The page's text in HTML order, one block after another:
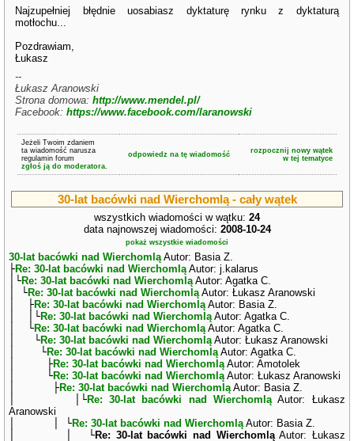
Najzupełniej błędnie uosabiasz dyktaturę rynku z dyktaturą
motłochu...
Pozdrawiam,
Łukasz
--
Łukasz Aranowski
Strona domowa:http://www.mendel.pl/
Facebook:https://www.facebook.com/laranowski
Jeżeli Twoim zdaniem
ta wiadomość narusza
regulamin forum
zgłoś ją do moderatora.
odpowiedz na tę wiadomość
rozpocznij nowy wątek
w tej tematyce
30-lat bacówki nad Wierchomlą - cały wątek
wszystkich wiadomości w wątku: 24
data najnowszej wiadomości: 2008-10-24
pokaż wszystkie wiadomości
30-lat bacówki nad WierchomląAutor: Basia Z.
├Re: 30-lat bacówki nad WierchomląAutor: j.kalarus
│└Re: 30-lat bacówki nad WierchomląAutor: Agatka C.
│ └Re: 30-lat bacówki nad WierchomląAutor: Łukasz Aranowski
│ ├Re: 30-lat bacówki nad WierchomląAutor: Basia Z.
│ │└Re: 30-lat bacówki nad WierchomląAutor: Agatka C.
│ └Re: 30-lat bacówki nad WierchomląAutor: Agatka C.
│ └Re: 30-lat bacówki nad WierchomląAutor: Łukasz Aranowski
│ └Re: 30-lat bacówki nad WierchomląAutor: Agatka C.
│ ├Re: 30-lat bacówki nad WierchomląAutor: Amotolek
│ └Re: 30-lat bacówki nad WierchomląAutor: Łukasz Aranowski
│ ├Re: 30-lat bacówki nad WierchomląAutor: Basia Z.
│ │└Re: 30-lat bacówki nad WierchomląAutor: Łukasz
Aranowski
│ │ └Re: 30-lat bacówki nad WierchomląAutor: Basia Z.
│ │ └Re: 30-lat bacówki nad WierchomląAutor: Łukasz